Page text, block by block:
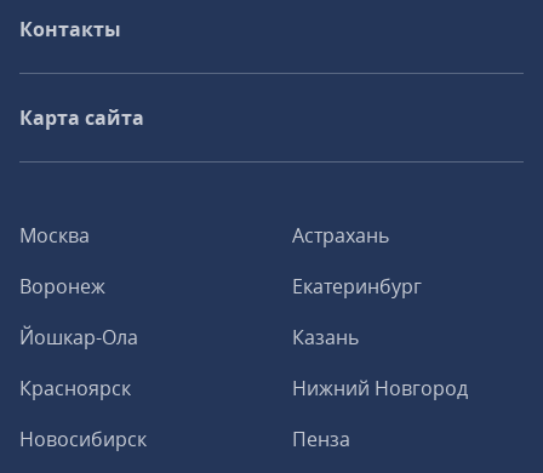
Москва
Астрахань
Воронеж
Екатеринбург
Йошкар-Ола
Казань
Красноярск
Нижний Новгород
Новосибирск
Пенза
Контакты
Карта сайта